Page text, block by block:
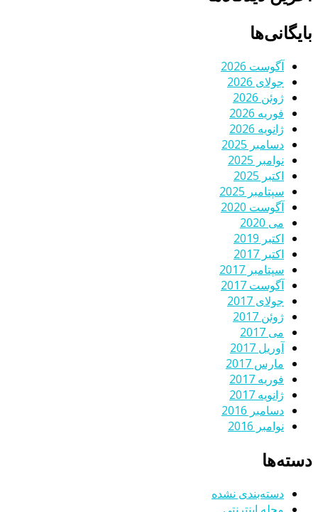
بایگانی‌ها
آگوست 2026
جولای 2026
ژوئن 2026
فوریه 2026
ژانویه 2026
دسامبر 2025
نوامبر 2025
اکتبر 2025
سپتامبر 2025
آگوست 2020
می 2020
اکتبر 2019
اکتبر 2017
سپتامبر 2017
آگوست 2017
جولای 2017
ژوئن 2017
می 2017
آوریل 2017
مارس 2017
فوریه 2017
ژانویه 2017
دسامبر 2016
نوامبر 2016
دسته‌ها
دسته‌بندی نشده
مجله اینترنتی